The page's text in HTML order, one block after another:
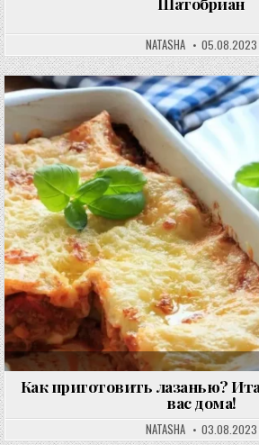
NATASHA 05.08.2023
Как приготовить лазанью?
вас дома!
NATASHA 03.08.2023